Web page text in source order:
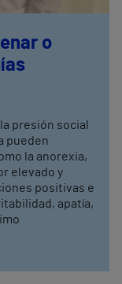
o
presión social
pueden
la anorexia,
elevado y
positivas e
apatía,